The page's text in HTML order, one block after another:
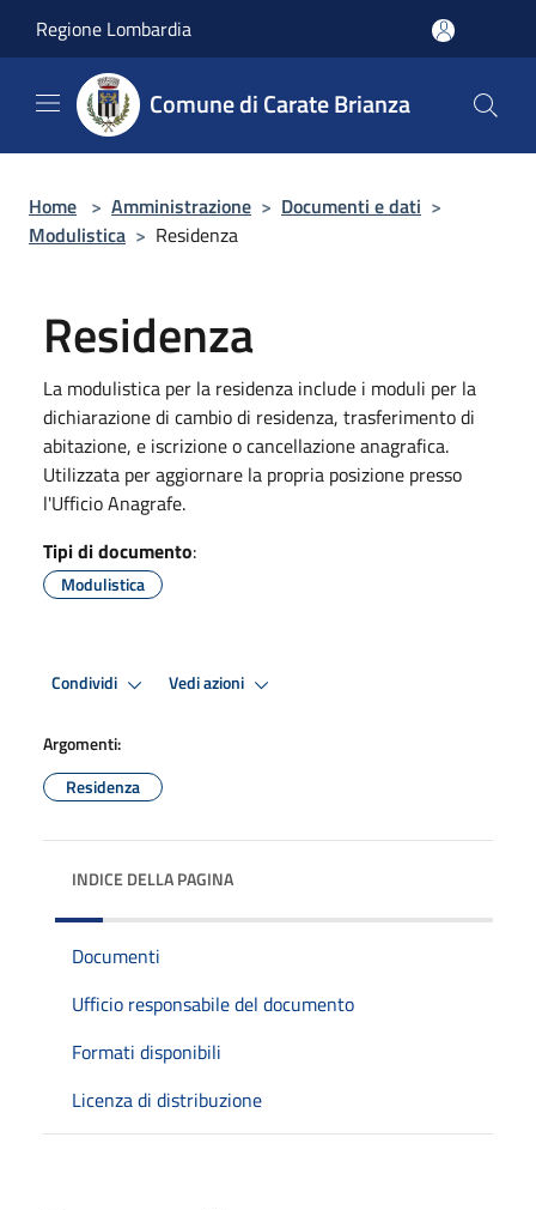
Regione Lombardia
Comune di Carate Brianza
Home > Amministrazione > Documenti e dati >
Modulistica > Residenza
Residenza
La modulistica per la residenza include i moduli per la
dichiarazione di cambio di residenza, trasferimento di
abitazione, e iscrizione o cancellazione anagrafica.
Utilizzata per aggiornare la propria posizione presso
l'Ufficio Anagrafe.
Tipi di documento:
Modulistica
Condividi Vedi azioni
Argomenti:
Residenza
INDICE DELLA PAGINA
Documenti
Ufficio responsabile del documento
Formati disponibili
Licenza di distribuzione